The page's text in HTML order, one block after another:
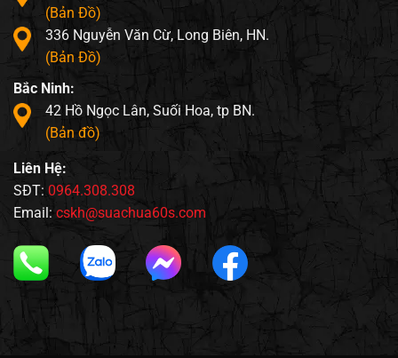
(Bản Đồ)
336 Nguyễn Văn Cừ, Long Biên, HN.
(Bản Đồ)
Bắc Ninh:
42 Hồ Ngọc Lân, Suối Hoa, tp BN.
(Bản đồ)
Liên Hệ:
SĐT: 0964.308.308
Email: cskh@suachua60s.com